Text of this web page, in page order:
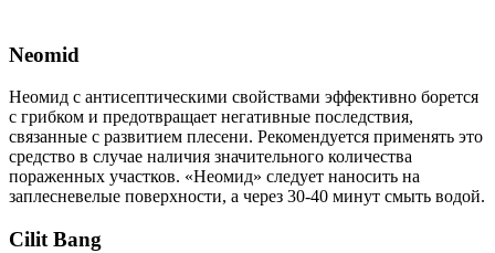
Neomid
Неомид с антисептическими свойствами эффективно борется
с грибком и предотвращает негативные последствия,
связанные с развитием плесени. Рекомендуется применять это
средство в случае наличия значительного количества
пораженных участков. «Неомид» следует наносить на
заплесневелые поверхности, а через 30-40 минут смыть водой.
Cilit Bang